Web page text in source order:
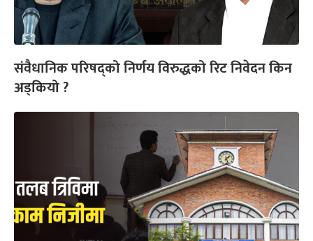
संवैधानिक परिषद्को निर्णय विरुद्धको रिट निवेदन किन
अड्कियो ?